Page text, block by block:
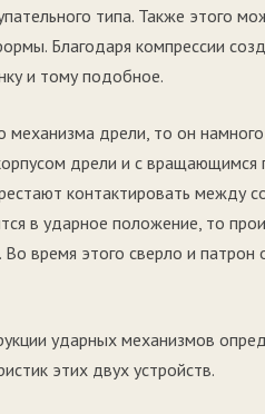
типа. Также этого
Благодаря компрессии
и тому подобное.
механизма дрели, то он
дрели и с
контактировать между
в ударное положение, то
Во время этого сверло и
ударных механизмов
этих двух устройств.